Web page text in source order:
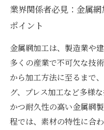
業界関係者必見：金属
ポイント
金属網加工は、製造業や
多くの産業で不可欠な技
から加工方法に至るまで
グ、プレス加工など多様
かつ耐久性の高い金属網
程では、素材の特性に合